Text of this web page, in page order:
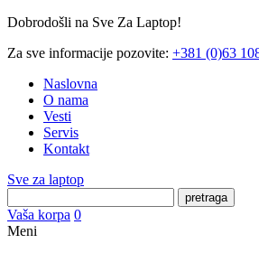
Dobrodošli na Sve Za Laptop!
Za sve informacije pozovite: +381 (0)63
Naslovna
O nama
Vesti
Servis
Kontakt
Sve za laptop
pretraga
Vaša korpa 0
Meni